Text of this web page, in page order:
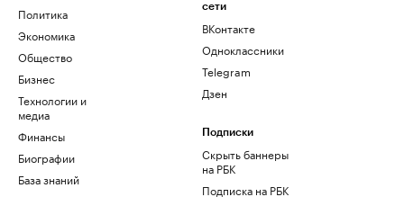
Политика
Экономика
Общество
Бизнес
Технологии и
медиа
Финансы
Биографии
База знаний
сети
ВКонтакте
Одноклассники
Telegram
Дзен
Подписки
Скрыть баннеры
на РБК
Подписка на РБК